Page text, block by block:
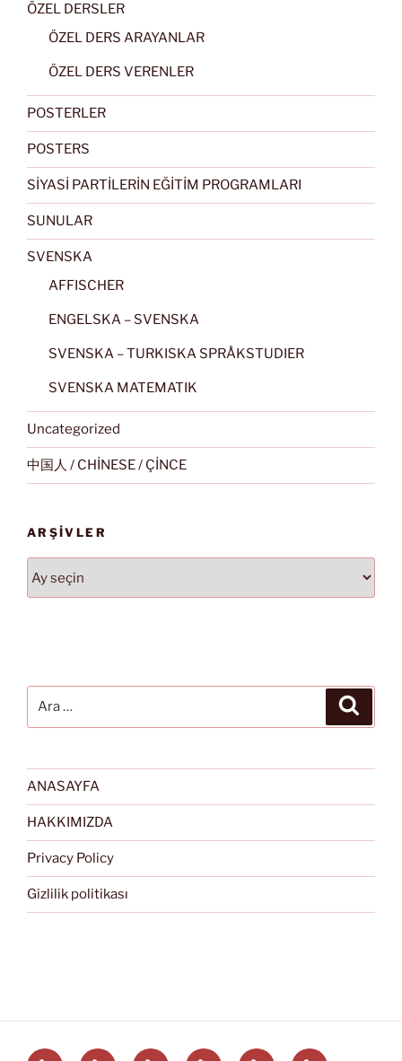
ÖZEL DERSLER
ÖZEL DERS ARAYANLAR
ÖZEL DERS VERENLER
POSTERLER
POSTERS
SİYASİ PARTİLERİN EĞİTİM PROGRAMLARI
SUNULAR
SVENSKA
AFFISCHER
ENGELSKA – SVENSKA
SVENSKA – TURKISKA SPRÅKSTUDIER
SVENSKA MATEMATIK
Uncategorized
中国人 / CHİNESE / ÇİNCE
ARŞIVLER
ANASAYFA
HAKKIMIZDA
Privacy Policy
Gizlilik politikası